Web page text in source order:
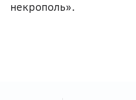
некрополь».